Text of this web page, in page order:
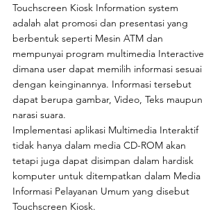
Touchscreen Kiosk Information system
adalah alat promosi dan presentasi yang
berbentuk seperti Mesin ATM dan
mempunyai program multimedia Interactive
dimana user dapat memilih informasi sesuai
dengan keinginannya. Informasi tersebut
dapat berupa gambar, Video, Teks maupun
narasi suara.
Implementasi aplikasi Multimedia Interaktif
tidak hanya dalam media CD-ROM akan
tetapi juga dapat disimpan dalam hardisk
komputer untuk ditempatkan dalam Media
Informasi Pelayanan Umum yang disebut
Touchscreen Kiosk.